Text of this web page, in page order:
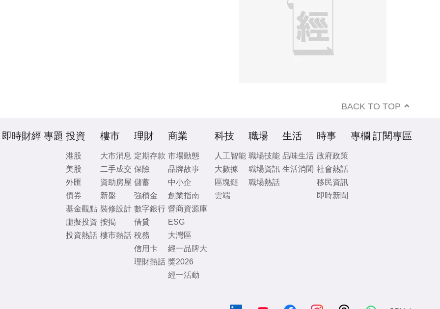
BACK TO TOP
即時財經 專題 投資
港股
美股
外匯
債券
基金觀點
虛擬投資
投資熱話
樓市
大市消息
二手成交
資助房屋
新盤
裝修設計
按揭
樓市熱話
理財
定期存款
保險
儲蓄
強積金
數字銀行
借貸
稅務
信用卡
理財熱話
商業
市場動態
品牌故事
中小企
創業指南
營商資源庫
ESG
大灣區
經一品牌大
獎2026
經一活動
科技
人工智能
大數據
區塊鏈
雲端
職場
職場技能
職場資訊
職場熱話
生活
品味生活
生活消閒
時事
政府政策
社會熱話
移民資訊
即時新聞
專欄 訂閱專區